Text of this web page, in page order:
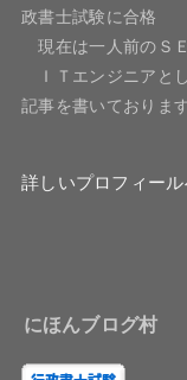
政書士試験に合格
現在は一人前のＳ
ＩＴエンジニアと
記事を書いております
詳しいプロフィー
にほんブログ村